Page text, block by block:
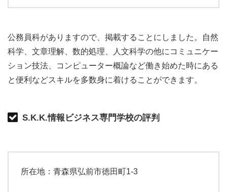
公務員科がありますので、掲載することにしました。自然
科学、文章理解、数的処理、人文科学の他にコミュニケー
ション技法、コンピューター概論など働き始めた時にある
と便利などスキルを多数身に着けることができます。
S.K.K.情報ビジネス専門学校の評判
所在地：青森県弘前市徳田町1-3